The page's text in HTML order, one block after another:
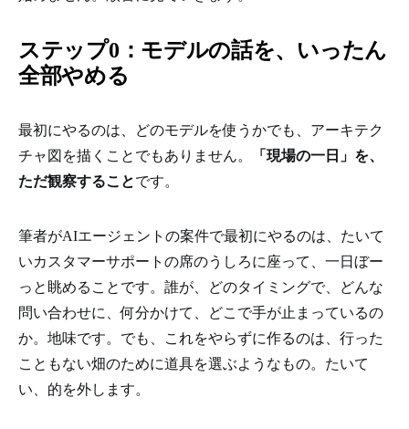
ステップ0：モデルの話を、いったん
全部やめる
最初にやるのは、どのモデルを使うかでも、アーキテク
チャ図を描くことでもありません。
「現場の一日」を、
ただ観察することです。
筆者がAIエージェントの案件で最初にやるのは、たいて
いカスタマーサポートの席のうしろに座って、一日ぼー
っと眺めることです。誰が、どのタイミングで、どんな
問い合わせに、何分かけて、どこで手が止まっているの
か。地味です。でも、これをやらずに作るのは、行った
こともない畑のために道具を選ぶようなもの。たいて
い、的を外します。